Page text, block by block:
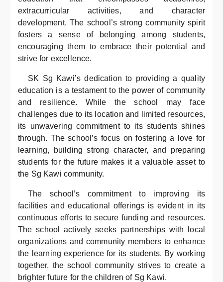
extracurricular activities, and character
development. The school’s strong community spirit
fosters a sense of belonging among students,
encouraging them to embrace their potential and
strive for excellence.
SK Sg Kawi’s dedication to providing a quality
education is a testament to the power of community
and resilience. While the school may face
challenges due to its location and limited resources,
its unwavering commitment to its students shines
through. The school’s focus on fostering a love for
learning, building strong character, and preparing
students for the future makes it a valuable asset to
the Sg Kawi community.
The school’s commitment to improving its
facilities and educational offerings is evident in its
continuous efforts to secure funding and resources.
The school actively seeks partnerships with local
organizations and community members to enhance
the learning experience for its students. By working
together, the school community strives to create a
brighter future for the children of Sg Kawi.